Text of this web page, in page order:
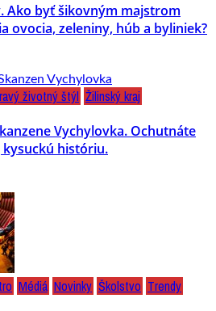
Ako byť šikovným majstrom
ovocia, zeleniny, húb a byliniek?
životný štýl Žilinský kraj
Vychylovka. Ochutnáte
históriu.
Médiá Novinky Školstvo Trendy